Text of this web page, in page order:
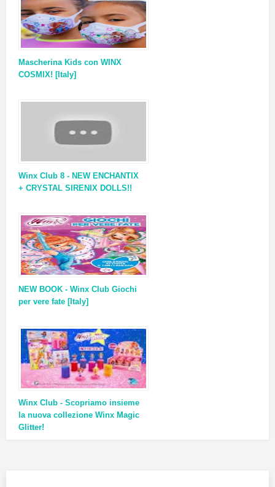
Mascherina Kids con WINX
COSMIX! [Italy]
Winx Club 8 - NEW ENCHANTIX
+ CRYSTAL SIRENIX DOLLS!!
NEW BOOK - Winx Club Giochi
per vere fate [Italy]
Winx Club - Scopriamo insieme
la nuova collezione Winx Magic
Glitter!